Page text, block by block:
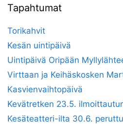
Tapahtumat
Torikahvit
Kesän uintipäivä
Uintipäivä Oripään
Virttaan ja Keihäskosken
Kasvienvaihtopäivä
Kevätretken 23.5.
Kesäteatteri-ilta 30.6.